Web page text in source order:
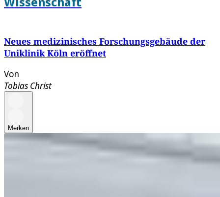
Neues medizinisches Forschungsgebäude der
Uniklinik Köln eröffnet
Von
Tobias Christ
Merken